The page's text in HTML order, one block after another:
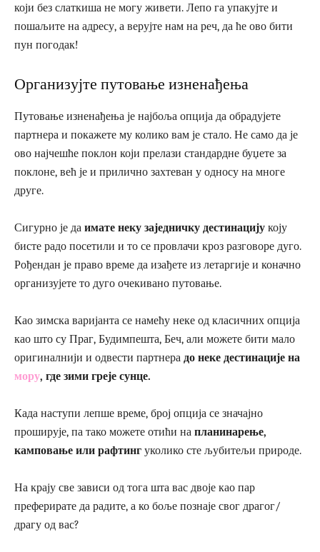
који без слаткиша не могу живети. Лепо га упакујте и
пошаљите на адресу, а верујте нам на реч, да ће ово бити
пун погодак!
Организујте путовање изненађења
Путовање изненађења је најбоља опција да обрадујете
партнера и покажете му колико вам је стало. Не само да је
ово најчешће поклон који прелази стандардне буџете за
поклоне, већ је и прилично захтеван у односу на многе
друге.
Сигурно је да имате неку заједничку дестинацију коју
бисте радо посетили и то се провлачи кроз разговоре дуго.
Рођендан је право време да изађете из летаргије и коначно
организујете то дуго очекивано путовање.
Као зимска варијанта се намећу неке од класичних опција
као што су Праг, Будимпешта, Беч, али можете бити мало
оригиналнији и одвести партнера до неке дестинације на
мору, где зими греје сунце.
Када наступи лепше време, број опција се значајно
проширује, па тако можете отићи на планинарење,
камповање или рафтинг уколико сте љубитељи природе.
На крају све зависи од тога шта вас двоје као пар
преферирате да радите, а ко боље познаје свог драгог/
драгу од вас?